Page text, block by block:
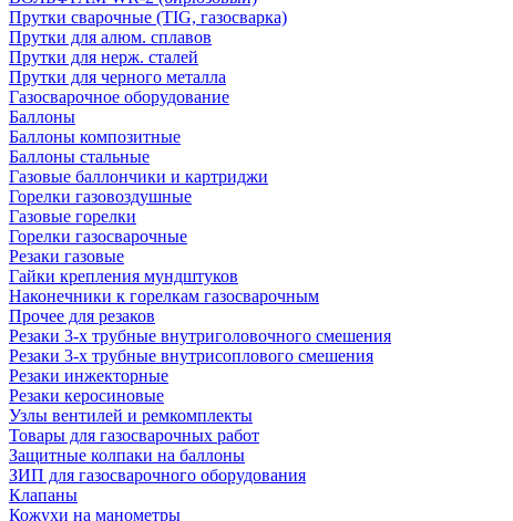
Прутки сварочные (TIG, газосварка)
Прутки для алюм. сплавов
Прутки для нерж. сталей
Прутки для черного металла
Газосварочное оборудование
Баллоны
Баллоны композитные
Баллоны стальные
Газовые баллончики и картриджи
Горелки газовоздушные
Газовые горелки
Горелки газосварочные
Резаки газовые
Гайки крепления мундштуков
Наконечники к горелкам газосварочным
Прочее для резаков
Резаки 3-х трубные внутриголовочного смешения
Резаки 3-х трубные внутрисоплового смешения
Резаки инжекторные
Резаки керосиновые
Узлы вентилей и ремкомплекты
Товары для газосварочных работ
Защитные колпаки на баллоны
ЗИП для газосварочного оборудования
Клапаны
Кожухи на манометры